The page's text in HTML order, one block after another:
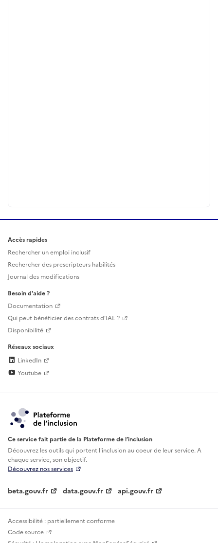
Accès rapides
Rechercher un emploi inclusif
Rechercher des prescripteurs habilités
Journal des modifications
Besoin d'aide ?
Documentation
Qui peut bénéficier des contrats d'IAE ?
Disponibilité
Réseaux sociaux
LinkedIn
Youtube
Ce service fait partie de la Plateforme de l’inclusion
Découvrez les outils qui portent l'inclusion aucoeur de leur service. A
chaque service, son objectif.
Découvrez nos services
beta.gouv.fr data.gouv.fr api.gouv.fr
Accessibilité : partiellement conforme
Code source